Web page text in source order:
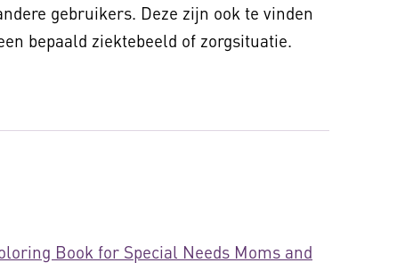
gebruikers. Deze zijn ook te vinden
bepaald ziektebeeld of zorgsituatie.
Book for Special Needs Moms and